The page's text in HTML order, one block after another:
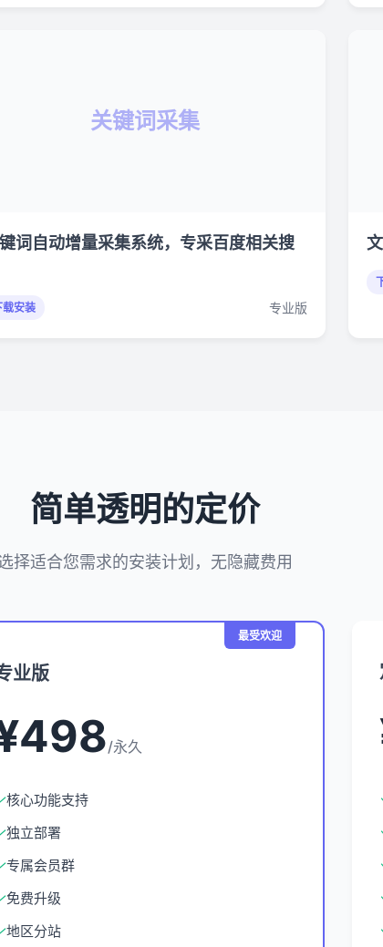
关键词采集
词自动增量采集系统，专采百度相关搜
载安装 专业版
简单透明的定价
择适合您需求的安装计划，无隐藏费用
最受欢迎
业版
/永久
核心功能支持
独立部署
专属会员群
免费升级
地区分站